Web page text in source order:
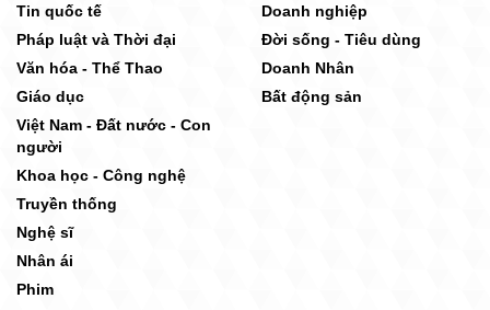
Tin quốc tế
Pháp luật và Thời đại
Văn hóa - Thể Thao
Giáo dục
Việt Nam - Đất nước - Con
người
Khoa học - Công nghệ
Truyền thống
Nghệ sĩ
Nhân ái
Phim
Doanh nghiệp
Đời sống - Tiêu dùng
Doanh Nhân
Bất động sản